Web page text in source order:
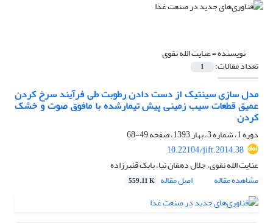
نویسنده =عنایت الله نقوی
تعداد مقالات: 1
مدل سازی سینتیک از دست دادن رطوبت طی فرآیند سرخ کردن
عمیق قطعات سیب زمینی پیش تیمارشده با مافوق صوت و خشک
کردن
دوره 1، شماره 3، بهار 1393، صفحه
49-68
10.22104/jift.2014.38
عنایت الله نقوی، جلال دهقان نیا، بابک قنبرزاده
مشاهده مقاله
اصل مقاله 559.11 K